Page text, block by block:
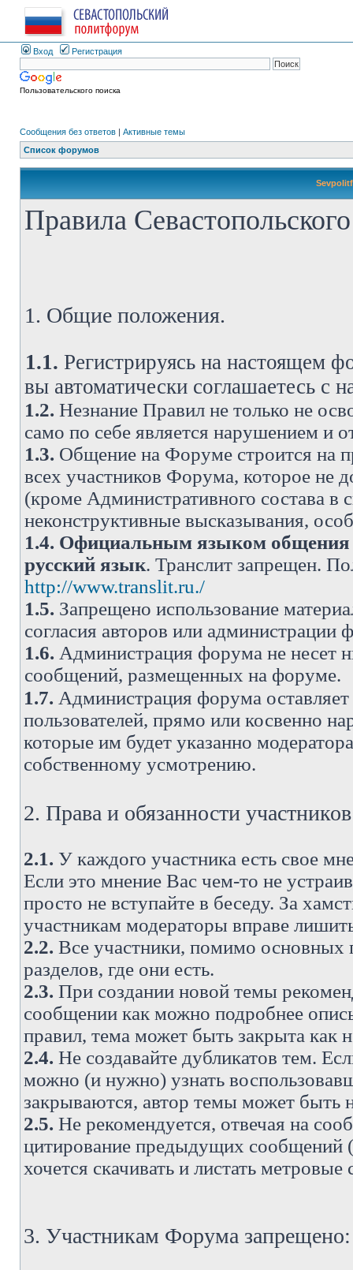
Вход Регистрация
Пользовательского поиска
Сообщения без ответов | Активные темы
Список форумов
Правила
1. Общие положения.
1.1. Регистрируясь на настоящем
вы автоматически соглашаетесь
1.2. Незнание Правил не только не
само по себе является нарушением и
1.3. Общение на Форуме строится на
всех участников Форума, которое не
(кроме Административного состава в
неконструктивные высказывания,
1.4. Официальным языком общения
русский язык. Транслит запрещен.
http://www.translit.ru./
1.5. Запрещено использование
согласия авторов или администрации
1.6. Администрация форума не несет
сообщений, размещенных на форуме.
1.7. Администрация форума
пользователей, прямо или косвенно
которые им будет указанно
собственному усмотрению.
2. Права и обязанности
2.1. У каждого участника есть свое
Если это мнение Вас чем-то не
просто не вступайте в беседу. За
участникам модераторы вправе
2.2. Все участники, помимо основных
разделов, где они есть.
2.3. При создании новой темы
сообщении как можно подробнее
правил, тема может быть закрыта как
2.4. Не создавайте дубликатов тем.
можно (и нужно) узнать
закрываются, автор темы может быть
2.5. Не рекомендуется, отвечая на
цитирование предыдущих сообщений
хочется скачивать и листать
3. Участникам Форума запрещено: